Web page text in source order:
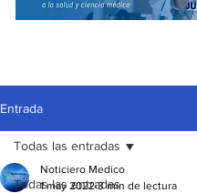
Entrada
Todas las entradas
Todas las entradas
Noticiero Medico
1 may 2022 3 min de lectura